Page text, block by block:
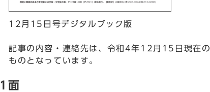
12月15日号デジタルブック版
記事の内容・連絡先は、令和4年12月15日現在の
ものとなっています。
1面